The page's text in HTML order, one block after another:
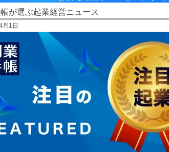
が選ぶ起業経営ニュース
月1日